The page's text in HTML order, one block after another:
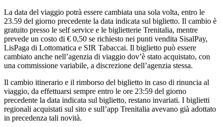
La data del viaggio potrà essere cambiata una sola volta, entro le
23.59 del giorno precedente la data indicata sul biglietto. Il cambio è
gratuito presso le self service e le biglietterie Trenitalia, mentre
prevede un costo di € 0,50 se richiesto nei punti vendita SisalPay,
LisPaga di Lottomatica e SIR Tabaccai. Il biglietto può essere
cambiato anche nell’agenzia di viaggio dov’è stato acquistato, con
una commissione variabile, a discrezione dell’agenzia stessa.
Il cambio itinerario e il rimborso del biglietto in caso di rinuncia al
viaggio, da effettuarsi sempre entro le ore 23:59 del giorno
precedente la data indicata sul biglietto, restano invariati. I biglietti
regionali acquistati sul sito e sull’app Trenitalia avevano già adottato
in precedenza tali novità.